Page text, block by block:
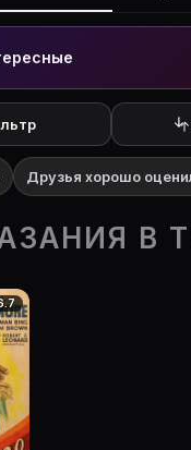
Друзья хорошо
В